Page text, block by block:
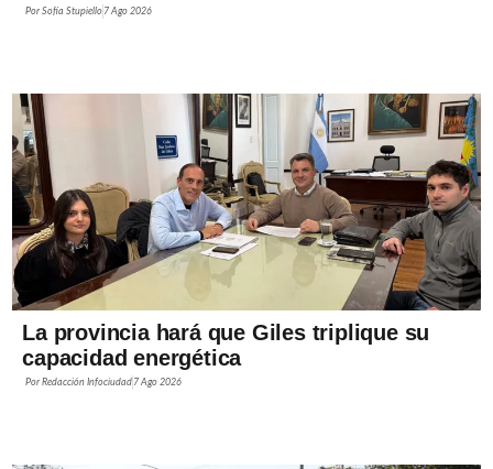
PorSofía Stupiello 7 Ago 2026
La provincia hará que Giles triplique su
capacidad energética
PorRedacción Infociudad 7 Ago 2026